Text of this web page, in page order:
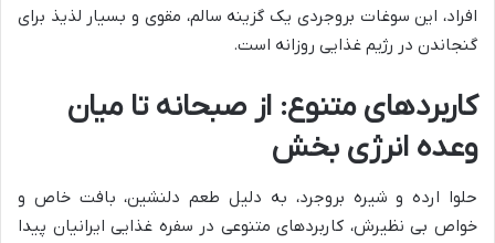
افراد، این سوغات بروجردی یک گزینه سالم، مقوی و بسیار لذیذ برای
گنجاندن در رژیم غذایی روزانه است.
کاربردهای متنوع: از صبحانه تا میان
وعده انرژی بخش
حلوا ارده و شیره بروجرد، به دلیل طعم دلنشین، بافت خاص و
خواص بی نظیرش، کاربردهای متنوعی در سفره غذایی ایرانیان پیدا